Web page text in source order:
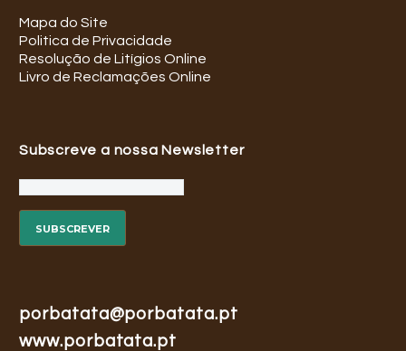
Mapa do Site
Politica de Privacidade
Resolução de Litígios Online
Livro de Reclamações Online
Subscreve a nossa Newsletter
porbatata@porbatata.pt
www.porbatata.pt